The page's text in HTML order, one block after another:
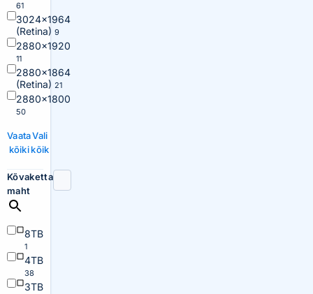
61
3024×1964
(Retina) 9
2880×1920
11
2880×1864
(Retina) 21
2880×1800
50
Vaata
kõiki
Vali
kõik
Kõvaketta
maht
8TB
1
4TB
38
3TB